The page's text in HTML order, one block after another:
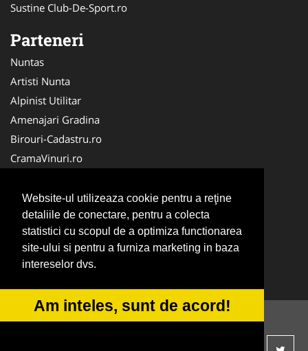
Website-ul utilizeaza cookie pentru a reţine
detaliile de conectare, pentru a colecta
statistici cu scopul de a optimiza functionarea
site-ului si pentru a furniza marketing in baza
intereselor dvs.
Am inteles, sunt de acord!
Sustine Club-De-Sport.ro
Parteneri
Nuntas
Artisti Nunta
Alpinist Utilitar
Amenajari Gradina
Birouri-Cadastru.ro
CramaVinuri.ro
Servicii-DDD.com
Ambalaje Romania
Cabinet-Individual.ro
CentruInchirieri.ro